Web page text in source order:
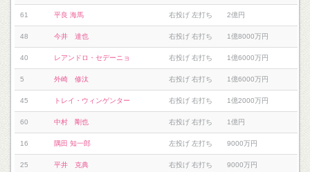
61 平良 海馬 右投げ 左打ち 2億円
48 今井 達也 右投げ 右打ち 1億8000万円
40 レアンドロ・セデーニョ 右投げ 右打ち 1億6000万円
5 外崎 修汰 右投げ 右打ち 1億6000万円
45 トレイ・ウィンゲンター 右投げ 右打ち 1億2000万円
60 中村 剛也 右投げ 右打ち 1億円
16 隅田 知一郎 左投げ 左打ち 9000万円
25 平井 克典 右投げ 右打ち 9000万円